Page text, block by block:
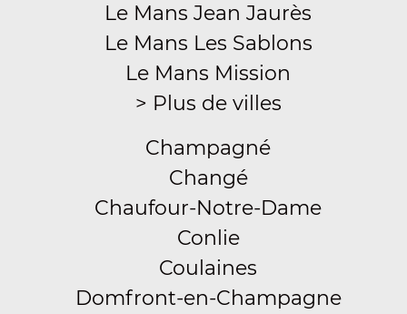
Le Mans Jean Jaurès
Le Mans Les Sablons
Le Mans Mission
> Plus de villes
Champagné
Changé
Chaufour-Notre-Dame
Conlie
Coulaines
Domfront-en-Champagne